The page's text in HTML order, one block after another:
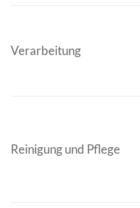
Verarbeitung
Reinigung und Pflege